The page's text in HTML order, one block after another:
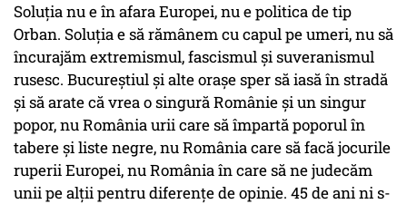
Soluția nu e în afara Europei, nu e politica de tip
Orban. Soluția e să rămânem cu capul pe umeri, nu să
încurajăm extremismul, fascismul și suveranismul
rusesc. Bucureștiul și alte orașe sper să iasă în stradă
și să arate că vrea o singură Românie și un singur
popor, nu România urii care să împartă poporul în
tabere și liste negre, nu România care să facă jocurile
ruperii Europei, nu România în care să ne judecăm
unii pe alții pentru diferențe de opinie. 45 de ani ni s-